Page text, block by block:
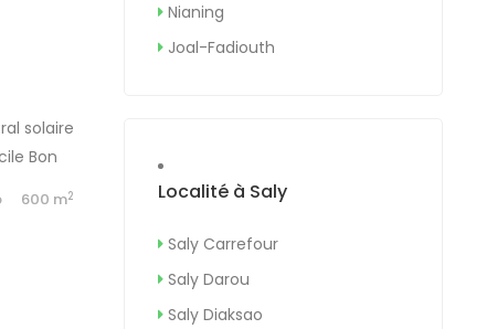
solaire
Bon
600 m2
Nianing
Joal-Fadiouth
Localité à Saly
Saly Carrefour
Saly Darou
Saly Diaksao